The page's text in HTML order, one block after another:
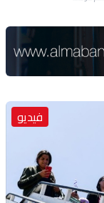
فيديو